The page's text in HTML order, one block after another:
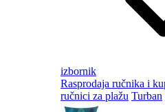
izbornik
Rasprodaja ručnika i
ručnici za plažu Turban